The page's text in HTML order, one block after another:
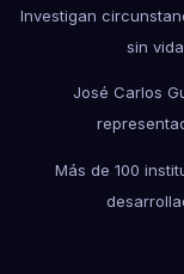
Investigan
sin
José Carlos
Más de 100